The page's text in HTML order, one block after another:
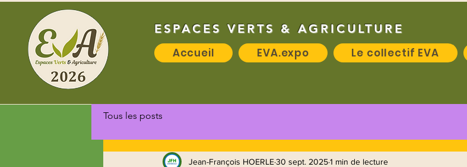
ESPACES VERTS & AGRICULTURE
Accueil
EVA.expo Le collectif EVA
Tous les posts
Jean-François HOERLE30 sept. 20251 min de lecture